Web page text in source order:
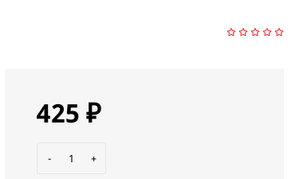
425 ₽
- +